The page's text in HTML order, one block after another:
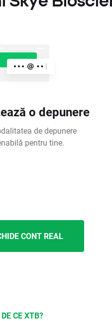
o depunere
de depunere
pentru tine.
CONT REAL
DE CE XTB?